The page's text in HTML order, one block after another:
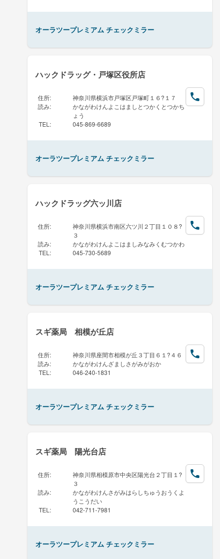
オーラツープレミアム チェックミラー
ハックドラッグ・戸塚区役所店
住所:
神奈川県横浜市戸塚区戸塚町１６?１７
読み:
かながわけんよこはましとつかくとつかち
ょう
TEL : 045-869-6689
オーラツープレミアム チェックミラー
ハックドラッグ六ッ川店
住所:
神奈川県横浜市南区六ツ川２丁目１０８?
３
読み:
かながわけんよこはましみなみくむつかわ
TEL : 045-730-5689
オーラツープレミアム チェックミラー
スギ薬局 相模が丘店
住所:
神奈川県座間市相模が丘３丁目６１?４６
読み:
かながわけんざましさがみがおか
TEL : 046-240-1831
オーラツープレミアム チェックミラー
スギ薬局 陽光台店
住所:
神奈川県相模原市中央区陽光台２丁目１?
３
読み:
かながわけんさがみはらしちゅうおうくよ
うこうだい
TEL : 042-711-7981
オーラツープレミアム チェックミラー